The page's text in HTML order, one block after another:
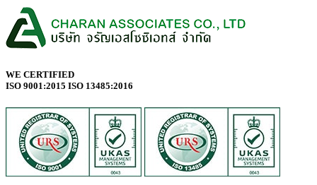
WE CERTIFIED
ISO 9001:2015 ISO 13485:2016